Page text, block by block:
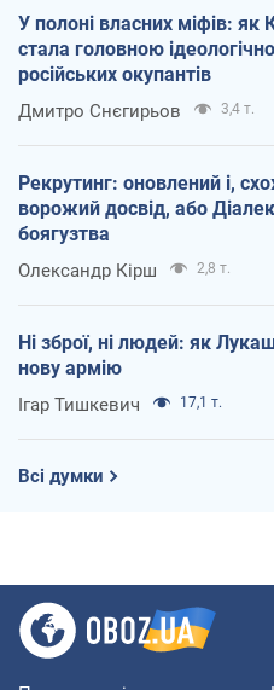
У полоні власних міфів: як
стала головною
російських окупантів
Дмитро Снєгирьов 3,4 т.
Рекрутинг: оновлений і,
ворожий досвід, або
боягузтва
Олександр Кірш 2,8 т.
Ні зброї, ні людей: як
нову армію
Ігар Тишкевич 17,1 т.
Всі думки